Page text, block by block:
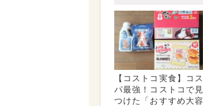
【コストコ実食】コス
パ最強！コストコで見
つけた「おすすめ大容